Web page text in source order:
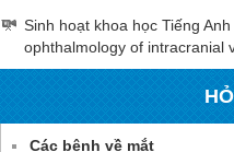
Sinh hoạt khoa học Tiếng
ophthalmology of intracranial
Các bệnh về mắt